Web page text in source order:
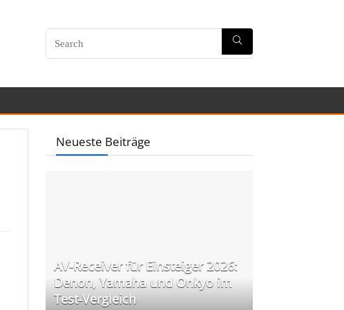
Neueste Beiträge
AV-Receiver für Einsteiger 2026:
Denon, Yamaha und Onkyo im
Test-Vergleich